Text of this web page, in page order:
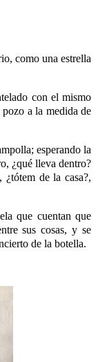
como una estrella
con el mismo
a la medida de
esperando la
¿qué lleva dentro?
¿tótem de la casa?,
que cuentan que
sus cosas, y se
de la botella.